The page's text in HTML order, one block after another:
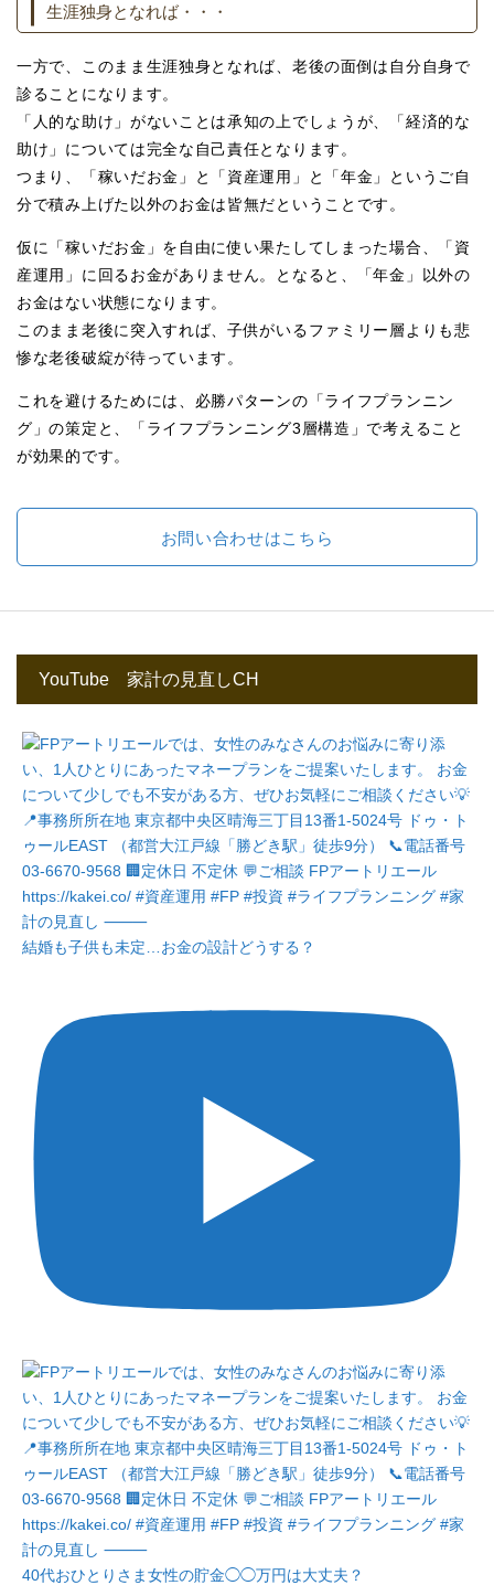
生涯独身となれば・・・
一方で、このまま生涯独身となれば、老後の面倒は自分自身で
診ることになります。
「人的な助け」がないことは承知の上でしょうが、「経済的な
助け」については完全な自己責任となります。
つまり、「稼いだお金」と「資産運用」と「年金」というご自
分で積み上げた以外のお金は皆無だということです。
仮に「稼いだお金」を自由に使い果たしてしまった場合、「資
産運用」に回るお金がありません。となると、「年金」以外の
お金はない状態になります。
このまま老後に突入すれば、子供がいるファミリー層よりも悲
惨な老後破綻が待っています。
これを避けるためには、必勝パターンの「ライフプランニン
グ」の策定と、「ライフプランニング3層構造」で考えること
が効果的です。
お問い合わせはこちら
YouTube 家計の見直しCH
結婚も子供も未定…お金の設計どうする？
40代おひとりさま女性の貯金◯◯万円は大丈夫？